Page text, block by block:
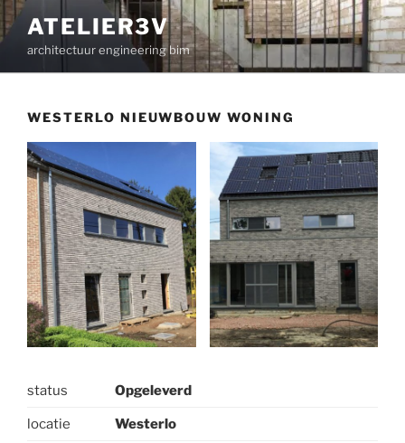
Ga
naar
inhoud
ATELIER3V
architectuur engineering bim
WESTERLO NIEUWBOUW WONING
status Opgeleverd
locatie Westerlo